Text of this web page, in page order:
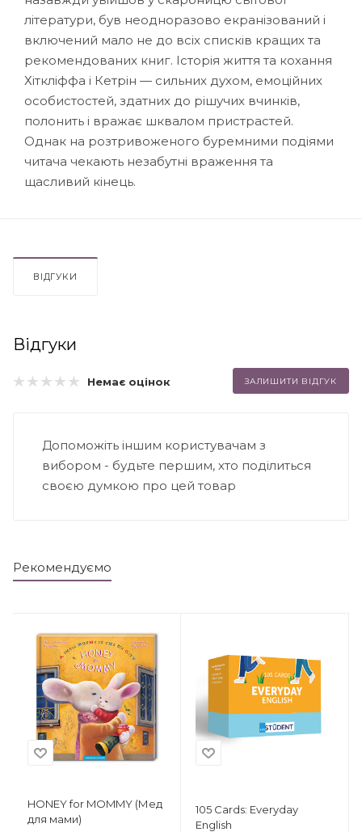
літератури, був неодноразово екранізований і
включений мало не до всіх списків кращих та
рекомендованих книг. Історія життя та кохання
Хіткліффа і Кетрін — сильних духом, емоційних
особистостей, здатних до рішучих вчинків,
полонить і вражає шквалом пристрастей.
Однак на розтривоженого буремними подіями
читача чекають­ незабутні враження та
щасливий кінець.
ВІДГУКИ
Відгуки
Немає оцінок ЗАЛИШИТИ ВІДГУК
Допоможіть іншим користувачам з
вибором - будьте першим, хто поділиться
своєю думкою про цей товар
Рекомендуємо
HONEY for MOMMY (Мед
для мами)
105 Cards: Everyday
English